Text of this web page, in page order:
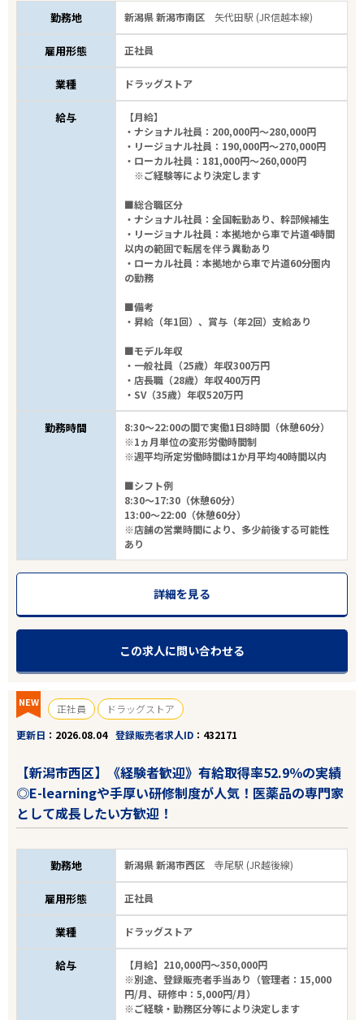
勤務地 新潟県 新潟市南区 矢代田駅 (JR信越本線)
雇用形態 正社員
業種 ドラッグストア
給与
【月給】
・ナショナル社員：200,000円～280,000円
・リージョナル社員：190,000円～270,000円
・ローカル社員：181,000円～260,000円
※ご経験等により決定します
■総合職区分
・ナショナル社員：全国転勤あり、幹部候補生
・リージョナル社員：本拠地から車で片道4時間
以内の範囲で転居を伴う異動あり
・ローカル社員：本拠地から車で片道60分圏内
の勤務
■備考
・昇給（年1回）、賞与（年2回）支給あり
■モデル年収
・一般社員（25歳）年収300万円
・店長職（28歳）年収400万円
・SV（35歳）年収520万円
勤務時間
8:30～22:00の間で実働1日8時間（休憩60分）
※1ヵ月単位の変形労働時間制
※週平均所定労働時間は1か月平均40時間以内
■シフト例
8:30～17:30（休憩60分）
13:00～22:00（休憩60分）
※店舗の営業時間により、多少前後する可能性
あり
詳細を見る
この求人に問い合わせる
NEW 正社員
ドラッグストア
更新日
2026.08.04 登録販売者求人ID 432171
【新潟市西区】《経験者歓迎》有給取得率52.9％の実績
◎E-learningや手厚い研修制度が人気！医薬品の専門家
として成長したい方歓迎！
勤務地 新潟県 新潟市西区寺尾駅 (JR越後線)
雇用形態 正社員
業種 ドラッグストア
給与
【月給】210,000円～350,000円
※別途、登録販売者手当あり（管理者：15,000
円/月、研修中：5,000円/月）
※ご経験・勤務区分等により決定します